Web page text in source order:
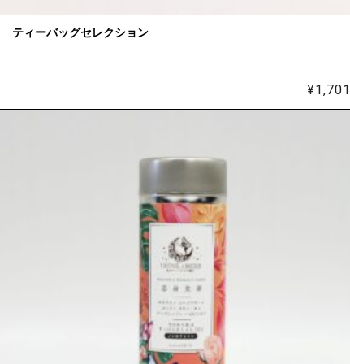
ティーバッグセレクション
¥1,701